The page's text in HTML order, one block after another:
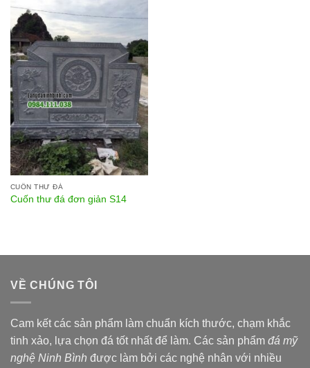
CUỐN THƯ ĐÁ
Cuốn thư đá đơn giản S14
VỀ CHÚNG TÔI
Cam kết các sản phẩm làm chuẩn kích thước, chạm khắc
tinh xảo, lựa chọn đá tốt nhất để làm. Các sản phẩm đá mỹ
nghệ Ninh Bình được làm bởi các nghệ nhân với nhiều